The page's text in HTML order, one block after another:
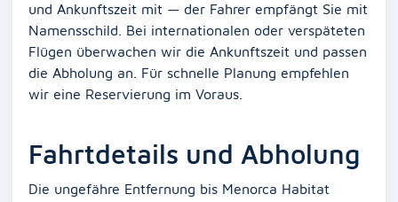
und Ankunftszeit mit — der Fahrer empfängt Sie mit
Namensschild. Bei internationalen oder verspäteten
Flügen überwachen wir die Ankunftszeit und passen
die Abholung an. Für schnelle Planung empfehlen
wir eine Reservierung im Voraus.
Fahrtdetails und Abholung
Die ungefähre Entfernung bis Menorca Habitat